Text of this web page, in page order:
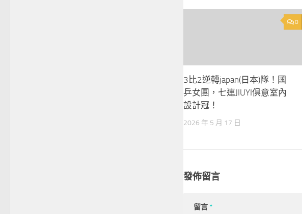
0
3比2逆轉japan(日本)隊！國
乒女團，七連JIUYI俱意室內
設計冠！
2026 年 5 月 17 日
發佈留言
留言*